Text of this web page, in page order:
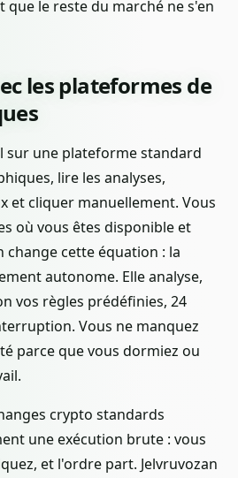
le reste du marché ne s'en
les plateformes de
une plateforme standard
lire les analyses,
et cliquer manuellement. Vous
où vous êtes disponible et
change cette équation : la
autonome. Elle analyse,
vos règles prédéfinies, 24
Vous ne manquez
parce que vous dormiez ou
crypto standards
une exécution brute : vous
et l'ordre part. Jelvruvozan